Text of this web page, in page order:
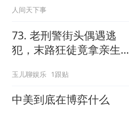
人间天下事
73. 老刑警街头偶遇逃
犯，末路狂徒竟拿亲生儿
玉儿聊娱乐 1跟贴
中美到底在博弈什么